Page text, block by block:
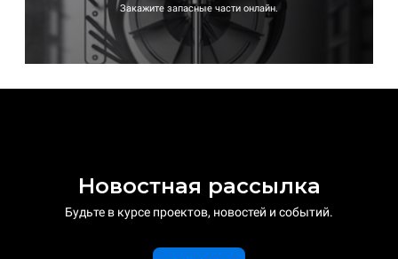
Закажите запасные части онлайн.
Новостная рассылка
Будьте в курсе проектов, новостей и событий.